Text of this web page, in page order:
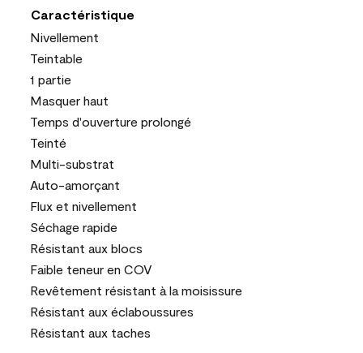
Caractéristique
Nivellement
Teintable
1 partie
Masquer haut
Temps d'ouverture prolongé
Teinté
Multi-substrat
Auto-amorçant
Flux et nivellement
Séchage rapide
Résistant aux blocs
Faible teneur en COV
Revêtement résistant à la moisissure
Résistant aux éclaboussures
Résistant aux taches